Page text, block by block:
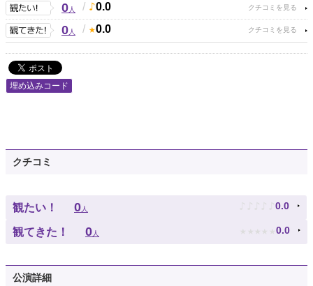
0人 / 0.0
0人 / 0.0
埋め込みコード
クチコミ
観たい！ 0人 ♪ ♪ ♪ ♪ ♪ 0.0
観てきた！ 0人 ★ ★ ★ ★ ★ 0.0
公演詳細